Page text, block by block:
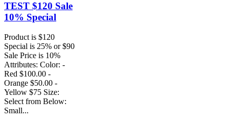
TEST $120 Sale
10% Special
Product is $120
Special is 25% or $90
Sale Price is 10%
Attributes: Color: -
Red $100.00 -
Orange $50.00 -
Yellow $75 Size:
Select from Below:
Small...